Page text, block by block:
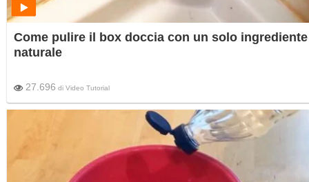
Come pulire il box doccia con un solo ingrediente
naturale
27.696 di Video Tutorial